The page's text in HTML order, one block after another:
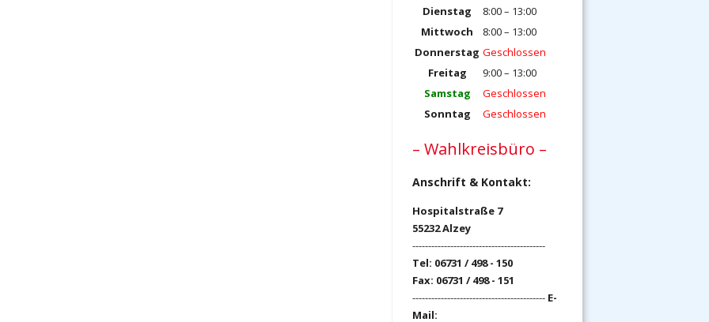
Dienstag
8:00 – 13:00
Mittwoch
8:00 – 13:00
Donnerstag Geschlossen
Freitag
9:00 – 13:00
Samstag
Geschlossen
Sonntag
Geschlossen
– Wahlkreisbüro –
Anschrift & Kontakt:
Hospitalstraße 7
55232 Alzey
------------------------------------------
Tel: 06731 / 498 - 150
Fax: 06731 / 498 - 151
------------------------------------------ E-
Mail: